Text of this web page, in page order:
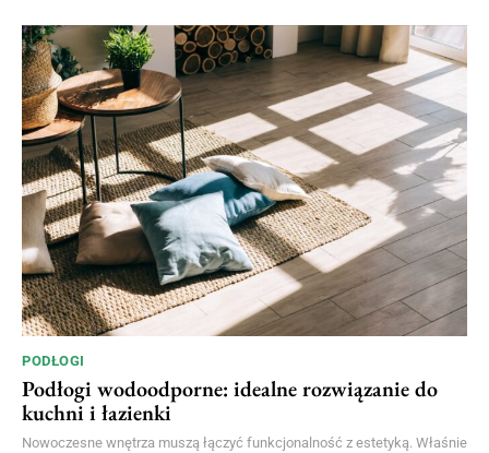
PODŁOGI
Podłogi wodoodporne: idealne rozwiązanie do
kuchni i łazienki
Nowoczesne wnętrza muszą łączyć funkcjonalność z estetyką. Właśnie